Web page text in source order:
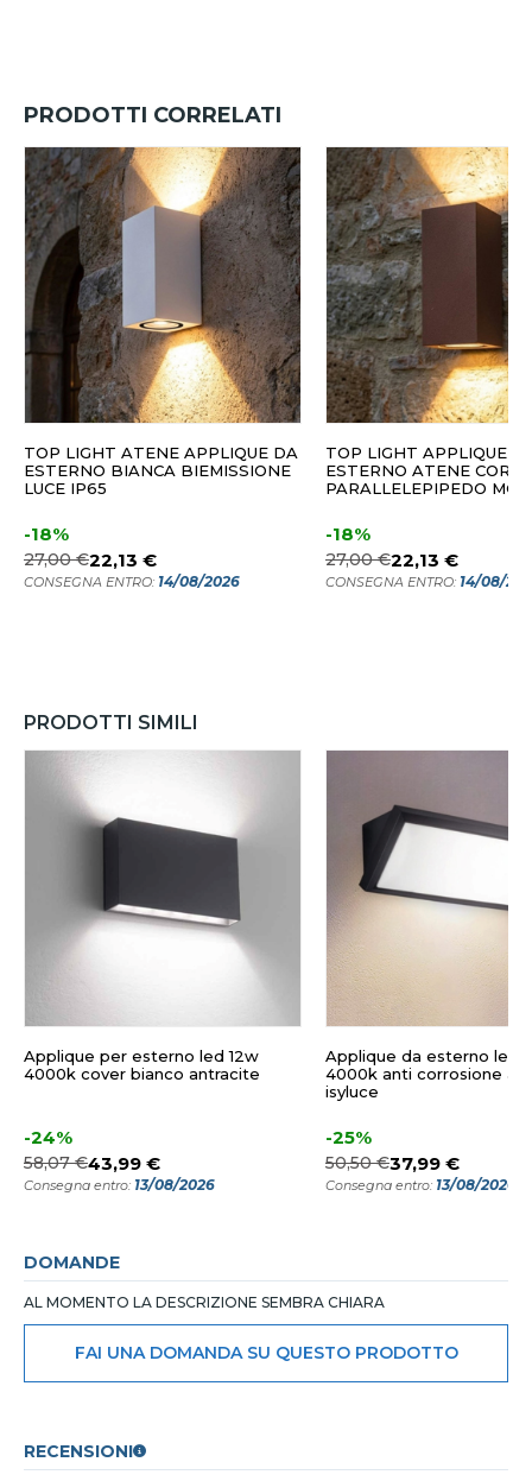
PRODOTTI CORRELATI
TOP LIGHT ATENE APPLIQUE DA
ESTERNO BIANCA BIEMISSIONE
LUCE IP65
-18%
27,00 €22,13 €
CONSEGNA ENTRO: 14/08/2026
TOP LIGHT APPLIQUE
ESTERNO ATENE
PARALLELEPIPEDO
-18%
27,00 €22,13 €
CONSEGNA ENTRO: 14/08/
PRODOTTI SIMILI
Applique per esterno led 12w
4000k cover bianco antracite
-24%
58,07 €43,99 €
Consegna entro: 13/08/2026
Applique da esterno led
4000k anti corrosione
isyluce
-25%
50,50 €37,99 €
Consegna entro: 13/08/2026
DOMANDE
AL MOMENTO LA DESCRIZIONE SEMBRA CHIARA
FAI UNA DOMANDA SU QUESTO PRODOTTO
RECENSIONI